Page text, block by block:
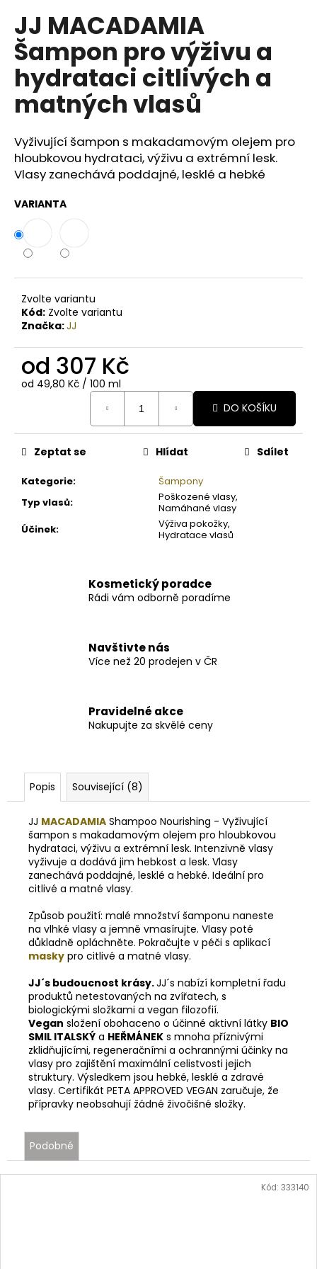
JJ MACADAMIA
Šampon pro výživu a
hydrataci citlivých a
matných vlasů
Vyživující šampon s makadamovým olejem pro
hloubkovou hydrataci, výživu a extrémní lesk.
Vlasy zanechává poddajné, lesklé a hebké
VARIANTA
Zvolte variantu
Kód: Zvolte variantu
Značka:JJ
od 307 Kč
Měrná
od 49,80 Kč / 100 ml
DO KOŠÍKU
Kategorie:
Šampony
Typ vlasů:
Poškozené vlasy,
Namáhané vlasy
Účinek:
Výživa pokožky,
Hydratace vlasů
Zeptat se Hlídat Sdílet
Kosmetický poradce
Rádi vám odborně poradíme
Navštivte nás
Více než 20 prodejen v ČR
Pravidelné akce
Nakupujte za skvělé ceny
Popis Související (8)
JJ MACADAMIA Shampoo Nourishing - Vyživující
šampon s makadamovým olejem pro hloubkovou
hydrataci, výživu a extrémní lesk. Intenzivně vlasy
vyživuje a dodává jim hebkost a lesk. Vlasy
zanechává poddajné, lesklé a hebké. Ideální pro
citlivé a matné vlasy.
Způsob použití: malé množství šamponu naneste
na vlhké vlasy a jemně vmasírujte. Vlasy poté
důkladně opláchněte. Pokračujte v péči s aplikací
masky pro citlivé a matné vlasy.
JJ´s budoucnost krásy.JJ´s nabízí kompletní řadu
produktů netestovaných na zvířatech, s
biologickými složkami a vegan filozofií.
Vegan složení obohaceno o účinné aktivní látky BIO
SMIL ITALSKÝ a HEŘMÁNEK s mnoha příznivými
zklidňujícími, regeneračními a ochrannými účinky na
vlasy pro zajištění maximální celistvosti jejich
struktury. Výsledkem jsou hebké, lesklé a zdravé
vlasy. Certifikát PETA APPROVED VEGAN zaručuje, že
přípravky neobsahují žádné živočišné složky.
Podobné
Kód: 333140
u
j
e
m
e
SIMONA
BIO
JASMINE
ORGANICKÉ
VYRÁBĚNÉ
BAMBUCKÉ
MÁSLO
PRO
OSLNIVÝ
250ML
990
Kč